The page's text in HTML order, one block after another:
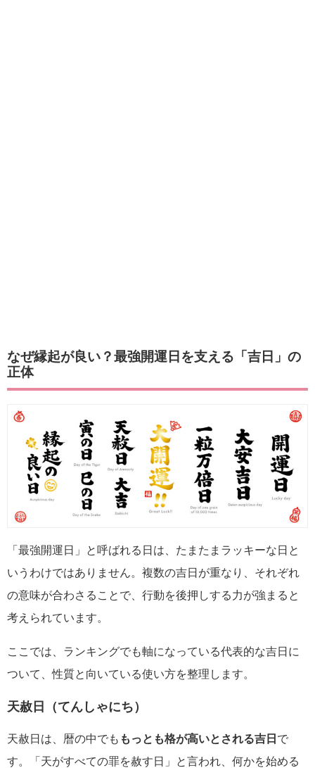
なぜ縁起が良い？最強開運日を支える「吉日」の
正体
「最強開運日」と呼ばれる日は、たまたまラッキーな日と
いうわけではありません。複数の吉日が重なり、それぞれ
の意味が合わさることで、行動を後押しする力が強まると
考えられています。
ここでは、ランキングでも軸になっている代表的な吉日に
ついて、性質と向いている使い方を整理します。
天赦日（てんしゃにち）
天赦日は、暦の中でも もっとも格が高いとされる吉日 で
す。「天がすべての罪を赦す日」と言われ、何かを始める